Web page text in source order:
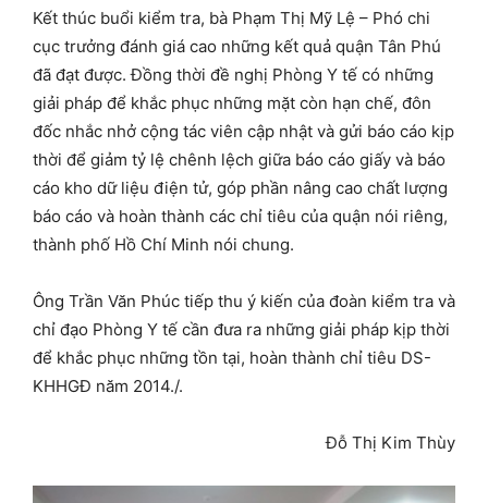
Kết thúc buổi kiểm tra, bà Phạm Thị Mỹ Lệ – Phó chi
cục trưởng đánh giá cao những kết quả quận Tân Phú
đã đạt được. Đồng thời đề nghị Phòng Y tế có những
giải pháp để khắc phục những mặt còn hạn chế, đôn
đốc nhắc nhở cộng tác viên cập nhật và gửi báo cáo kịp
thời để giảm tỷ lệ chênh lệch giữa báo cáo giấy và báo
cáo kho dữ liệu điện tử, góp phần nâng cao chất lượng
báo cáo và hoàn thành các chỉ tiêu của quận nói riêng,
thành phố Hồ Chí Minh nói chung.
Ông Trần Văn Phúc tiếp thu ý kiến của đoàn kiểm tra và
chỉ đạo Phòng Y tế cần đưa ra những giải pháp kịp thời
để khắc phục những tồn tại, hoàn thành chỉ tiêu DS-
KHHGĐ năm 2014./.
Đỗ Thị Kim Thùy